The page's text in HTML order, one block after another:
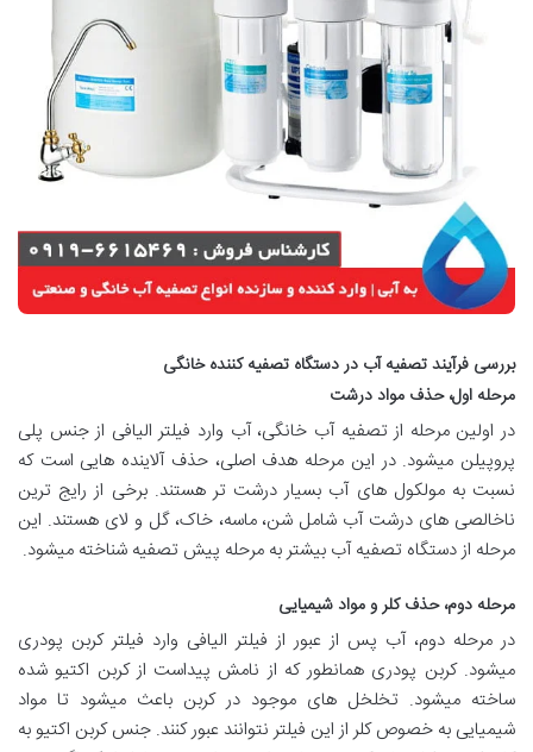
بررسی فرآیند تصفیه آب در دستگاه تصفیه کننده خانگی
مرحله اول، حذف مواد درشت
در اولین مرحله از تصفیه آب خانگی، آب وارد فیلتر الیافی از جنس پلی
پروپیلن میشود. در این مرحله هدف اصلی، حذف آلاینده هایی است که
نسبت به مولکول های آب بسیار درشت تر هستند. برخی از رایج ترین
ناخالصی های درشت آب شامل شن، ماسه، خاک، گل و لای هستند. این
مرحله از دستگاه تصفیه آب بیشتر به مرحله پیش تصفیه شناخته میشود.
مرحله دوم، حذف کلر و مواد شیمیایی
در مرحله دوم، آب پس از عبور از فیلتر الیافی وارد فیلتر کربن پودری
میشود. کربن پودری همانطور که از نامش پیداست از کربن اکتیو شده
ساخته میشود. تخلخل های موجود در کربن باعث میشود تا مواد
شیمیایی به خصوص کلر از این فیلتر نتوانند عبور کنند. جنس کربن اکتیو به